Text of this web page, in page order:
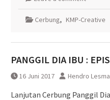
Cerbung, KMP-Creative
PANGGIL DIA IBU :
16 Juni 2017 Hendro
Lanjutan Cerbung Panggil